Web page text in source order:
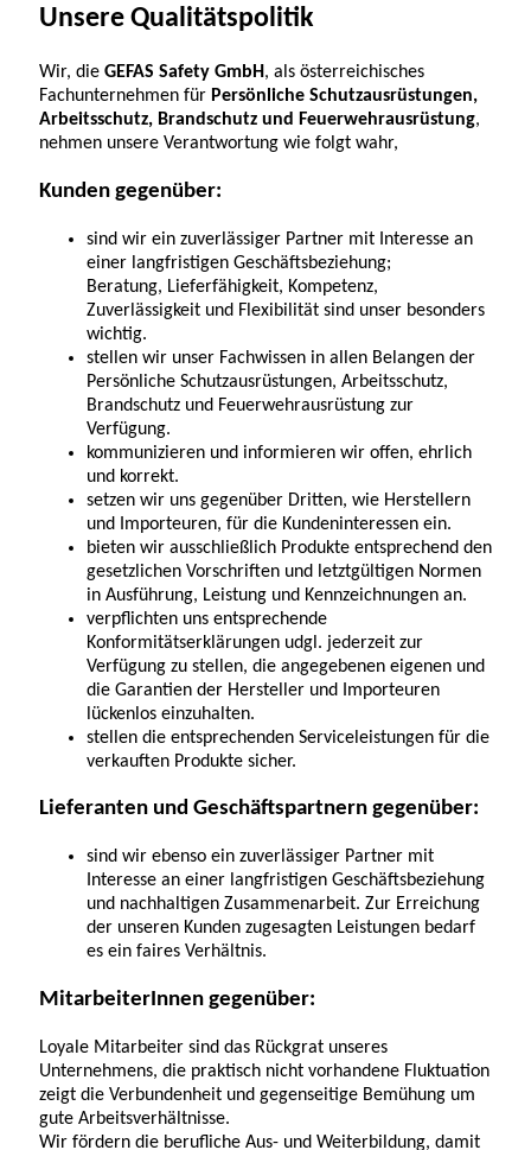
Unsere Qualitätspolitik
Wir, die GEFAS Safety GmbH, als österreichisches
Fachunternehmen für Persönliche Schutzausrüstungen,
Arbeitsschutz, Brandschutz und Feuerwehrausrüstung,
nehmen unsere Verantwortung wie folgt wahr,
Kunden gegenüber:
sind wir ein zuverlässiger Partner mit Interesse an
einer langfristigen Geschäftsbeziehung;
Beratung, Lieferfähigkeit, Kompetenz,
Zuverlässigkeit und Flexibilität sind unser besonders
wichtig.
stellen wir unser Fachwissen in allen Belangen der
Persönliche Schutzausrüstungen, Arbeitsschutz,
Brandschutz und Feuerwehrausrüstung zur
Verfügung.
kommunizieren und informieren wir offen, ehrlich
und korrekt.
setzen wir uns gegenüber Dritten, wie Herstellern
und Importeuren, für die Kundeninteressen ein.
bieten wir ausschließlich Produkte entsprechend den
gesetzlichen Vorschriften und letztgültigen Normen
in Ausführung, Leistung und Kennzeichnungen an.
verpflichten uns entsprechende
Konformitätserklärungen udgl. jederzeit zur
Verfügung zu stellen, die angegebenen eigenen und
die Garantien der Hersteller und Importeuren
lückenlos einzuhalten.
stellen die entsprechenden Serviceleistungen für die
verkauften Produkte sicher.
Lieferanten und Geschäftspartnern gegenüber:
sind wir ebenso ein zuverlässiger Partner mit
Interesse an einer langfristigen Geschäftsbeziehung
und nachhaltigen Zusammenarbeit. Zur Erreichung
der unseren Kunden zugesagten Leistungen bedarf
es ein faires Verhältnis.
MitarbeiterInnen gegenüber:
Loyale Mitarbeiter sind das Rückgrat unseres
Unternehmens, die praktisch nicht vorhandene Fluktuation
zeigt die Verbundenheit und gegenseitige Bemühung um
gute Arbeitsverhältnisse.
Wir fördern die berufliche Aus- und Weiterbildung, damit